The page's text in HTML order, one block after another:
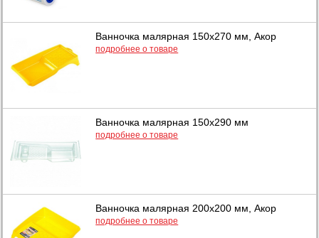
Ванночка малярная 150х270 мм, Акор
подробнее о товаре
Ванночка малярная 150х290 мм
подробнее о товаре
Ванночка малярная 200х200 мм, Акор
подробнее о товаре